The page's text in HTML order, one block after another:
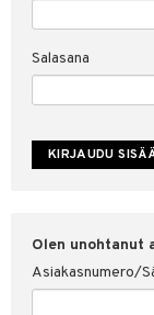
Lelut, Lapsi &
Tuotemerkkejä
Salasana
Olen unohtanut
Asiakasnumero/
suojaus